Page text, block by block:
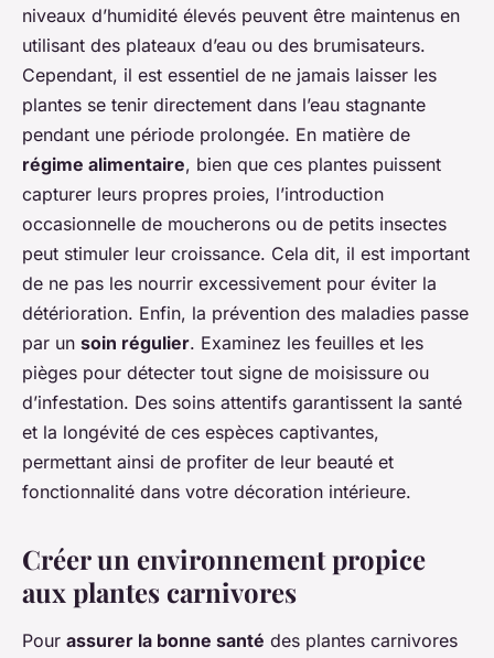
niveaux d’humidité élevés peuvent être maintenus en
utilisant des plateaux d’eau ou des brumisateurs.
Cependant, il est essentiel de ne jamais laisser les
plantes se tenir directement dans l’eau stagnante
pendant une période prolongée. En matière de
régime alimentaire, bien que ces plantes puissent
capturer leurs propres proies, l’introduction
occasionnelle de moucherons ou de petits insectes
peut stimuler leur croissance. Cela dit, il est important
de ne pas les nourrir excessivement pour éviter la
détérioration. Enfin, la prévention des maladies passe
par un soin régulier. Examinez les feuilles et les
pièges pour détecter tout signe de moisissure ou
d’infestation. Des soins attentifs garantissent la santé
et la longévité de ces espèces captivantes,
permettant ainsi de profiter de leur beauté et
fonctionnalité dans votre décoration intérieure.
Créer un environnement propice
aux plantes carnivores
Pour assurer la bonne santé des plantes carnivores